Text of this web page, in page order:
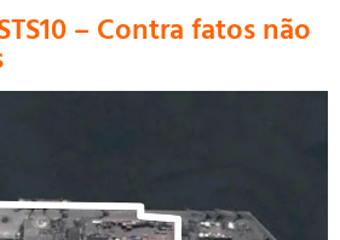
– Contra fatos não